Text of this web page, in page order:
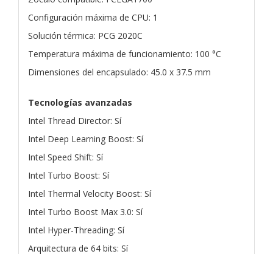
Configuración máxima de CPU: 1
Solución térmica: PCG 2020C
Temperatura máxima de funcionamiento: 100 °C
Dimensiones del encapsulado: 45.0 x 37.5 mm
Tecnologías avanzadas
Intel Thread Director: Sí
Intel Deep Learning Boost: Sí
Intel Speed Shift: Sí
Intel Turbo Boost: Sí
Intel Thermal Velocity Boost: Sí
Intel Turbo Boost Max 3.0: Sí
Intel Hyper-Threading: Sí
Arquitectura de 64 bits: Sí